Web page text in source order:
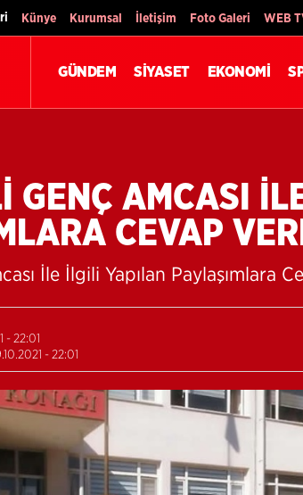
Künye Kurumsal İletişim Foto Galeri WEB
GÜNDEM SİYASET EKONOMİ
GENÇ AMCASI
CEVAP
İle İlgili Yapılan Paylaşımlara
- 22:01
- 22:01